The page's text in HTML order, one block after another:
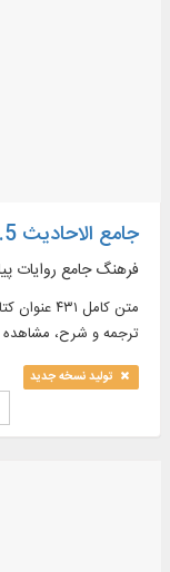
ومعاجم اللغة باللغتين العربية و
جامع الاحادیث 3.5
فرهنگ جامع روایات
ترجمه و شرح، مشاهده
موضوعات : اخلاق،
تولید نسخه جدید